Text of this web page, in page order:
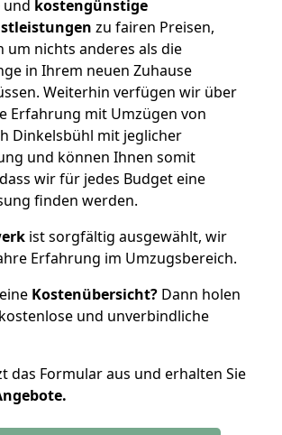
und kostengünstige
zu fairen Preisen,
um nichts anderes als die
in Ihrem neuen Zuhause
Weiterhin verfügen wir über
Erfahrung mit Umzügen von
Dinkelsbühl mit jeglicher
und können Ihnen somit
wir für jedes Budget eine
finden werden.
ist sorgfältig ausgewählt, wir
Erfahrung im Umzugsbereich.
Kostenübersicht? Dann holen
und unverbindliche
das Formular aus und erhalten Sie